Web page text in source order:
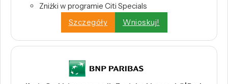
Zniżki w programie Citi Specials
Szczegóły
Wnioskuj!